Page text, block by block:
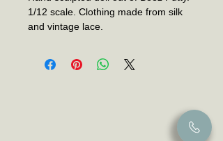
1/12 scale. Clothing made from silk
and vintage lace.